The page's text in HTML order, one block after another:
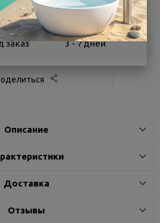
Самовывоз
заказ 3 - 7 дней
Описание
Доставка
Отзывы